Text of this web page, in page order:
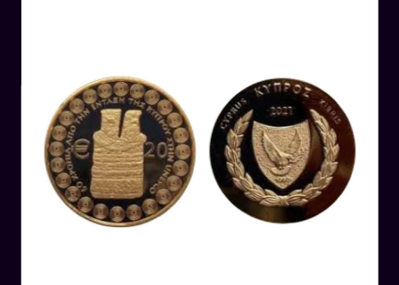
βάρος του σε χρυσό, ενώ στη Ρώμη, το τάλαντο
είχε αξία 1/72 από μία ρωμαϊκή λίβρα.
Τα τάλαντα συνήθως χρησιμοποιούνταν για να
μετρήσουν μεγάλα ποσά χρημάτων και στη
συνέχεια να τα μεταφέρουν. Για παράδειγμα,
ένας αγοραστής μπορούσε να αγοράσει ένα
αντικείμενο στην αγορά και να το πληρώσει με